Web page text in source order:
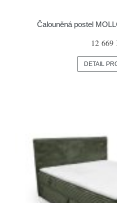
Čalouněná postel
12 669
DETAIL